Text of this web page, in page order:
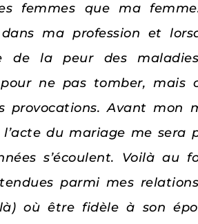
femmes que ma
ma profession et
de la peur des maladies
ne pas tomber, mais
provocations. Avant mon
du mariage me sera
s’écoulent. Voilà au
parmi mes
où être fidèle à son